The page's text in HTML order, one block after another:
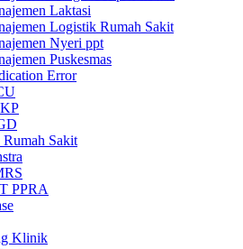
Laktasi
Logistik Rumah Sakit
Nyeri ppt
Puskesmas
Error
Sakit
PPRA
Klinik